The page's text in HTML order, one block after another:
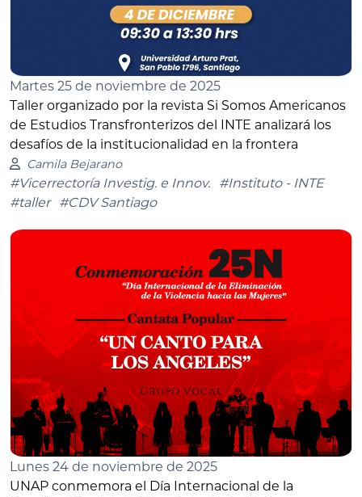
Martes 25 de noviembre de 2025
Taller organizado por la revista Si Somos Americanos
de Estudios Transfronterizos del INTE analizará los
desafíos de la institucionalidad en la frontera
Camila Bejarano
#Vicerrectoría Investig. e Innov.
#Instituto - INTE
#taller
#CDV Santiago
Lunes 24 de noviembre de 2025
UNAP conmemora el Día Internacional de la